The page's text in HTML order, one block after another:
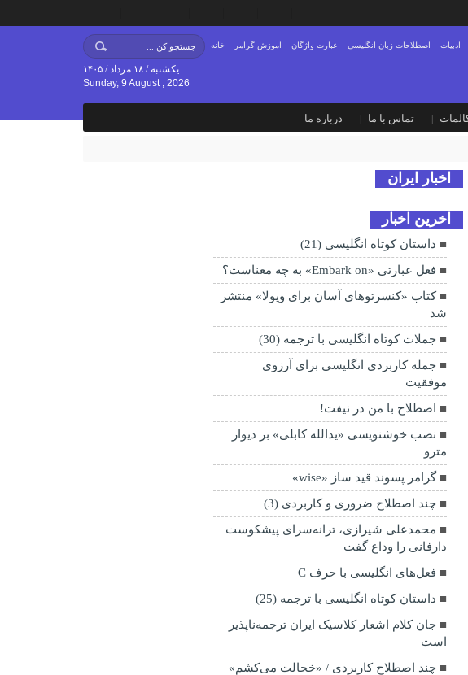
خانه آموزش گرامر عبارت واژگان اصطلاحات زبان انگلیسی ادبیات
یکشنبه / ۱۸ مرداد / ۱۴۰۵
Sunday, 9 August , 2026
تماس با ما درباره ما
اخبار ایران
اخرین اخبار
داستان کوتاه انگلیسی (21)
فعل عبارتی «Embark on» به چه معناست؟
کتاب «کنسرتوهای آسان برای ویولا» منتشر
شد
جملات کوتاه انگلیسی با ترجمه (30)
جمله کاربردی انگلیسی برای آرزوی
موفقیت
اصطلاح با من در نیفت!
نصب خوشنویسی «یدالله کابلی» بر دیوار
مترو
گرامر پسوند قید ساز «wise»
چند اصطلاح ضروری و کاربردی (3)
محمدعلی شیرازی، ترانه‌سرای پیشکوست
دارفانی را وداع گفت
فعل‌های انگلیسی با حرف C
داستان کوتاه انگلیسی با ترجمه (25)
جان کلام اشعار کلاسیک ایران ترجمه‌ناپذیر
است
چند اصطلاح کاربردی / «خجالت می‌کشم»